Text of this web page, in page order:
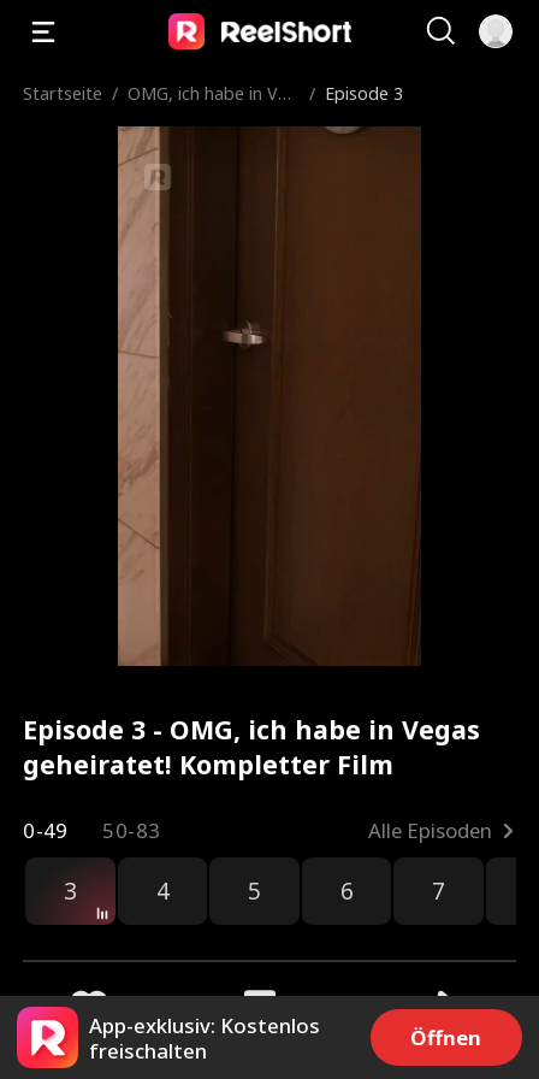
Startseite / OMG, ich habe in Veg
/ Episode 3
Episode 3 - OMG, ich habe in Vegas
geheiratet! Kompletter Film
0-49 50-83 Alle Episoden
3 4 5 6 7
2.1k Teilen
App-exklusiv: Kostenlos
freischalten
Öffnen